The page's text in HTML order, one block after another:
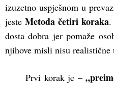
izuzetno uspješnom u
jesteMetoda četiri koraka.
dosta dobra jer pomaže
njihove misli nisu realistične
Prvi korak je –